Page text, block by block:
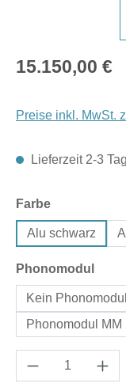
Regulärer Preis:
15.150,00 €
Preise inkl. MwSt.
Lieferzeit 2-3
Farbeauswählen
Alu schwarz
Phonomodul
Kein Phonomodul
Phonomodul MM